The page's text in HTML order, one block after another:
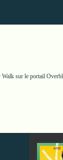
Walksur le portail